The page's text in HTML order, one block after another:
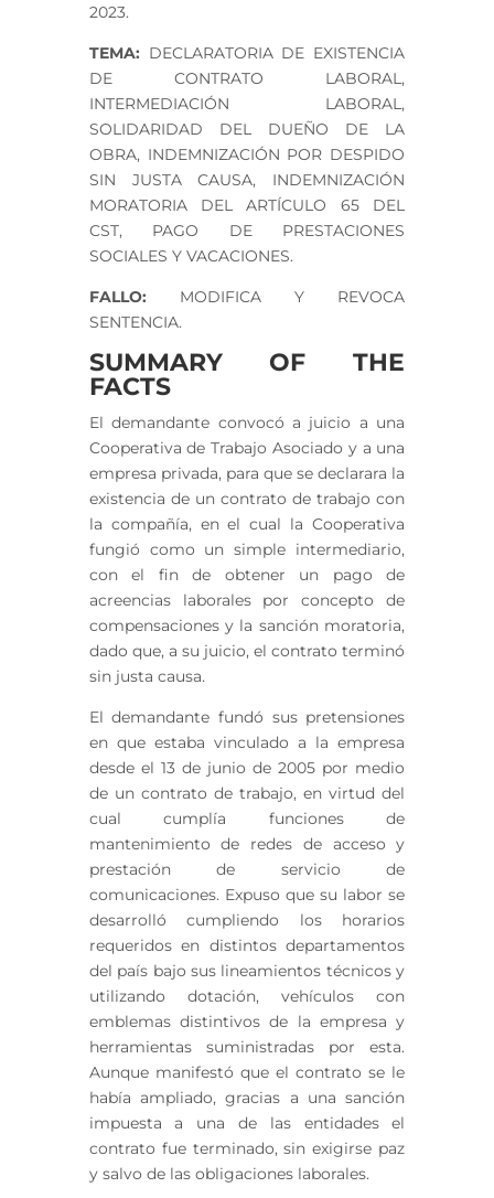
2023.
TEMA: DECLARATORIA DE EXISTENCIA
DE CONTRATO LABORAL,
INTERMEDIACIÓN LABORAL,
SOLIDARIDAD DEL DUEÑO DE LA
OBRA, INDEMNIZACIÓN POR DESPIDO
SIN JUSTA CAUSA, INDEMNIZACIÓN
MORATORIA DEL ARTÍCULO 65 DEL
CST, PAGO DE PRESTACIONES
SOCIALES Y VACACIONES.
FALLO: MODIFICA Y REVOCA
SENTENCIA.
SUMMARY OF THE
FACTS
El demandante convocó a juicio a una
Cooperativa de Trabajo Asociado y a una
empresa privada, para que se declarara la
existencia de un contrato de trabajo con
la compañía, en el cual la Cooperativa
fungió como un simple intermediario,
con el fin de obtener un pago de
acreencias laborales por concepto de
compensaciones y la sanción moratoria,
dado que, a su juicio, el contrato terminó
sin justa causa.
El demandante fundó sus pretensiones
en que estaba vinculado a la empresa
desde el 13 de junio de 2005 por medio
de un contrato de trabajo, en virtud del
cual cumplía funciones de
mantenimiento de redes de acceso y
prestación de servicio de
comunicaciones. Expuso que su labor se
desarrolló cumpliendo los horarios
requeridos en distintos departamentos
del país bajo sus lineamientos técnicos y
utilizando dotación, vehículos con
emblemas distintivos de la empresa y
herramientas suministradas por esta.
Aunque manifestó que el contrato se le
había ampliado, gracias a una sanción
impuesta a una de las entidades el
contrato fue terminado, sin exigirse paz
y salvo de las obligaciones laborales.